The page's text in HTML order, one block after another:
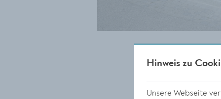
Hinweis zu
Unsere Webseite